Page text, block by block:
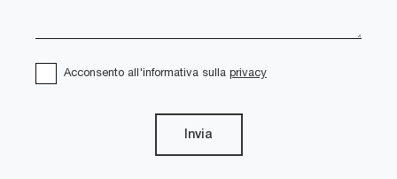
Acconsento all'informativa sulla privacy
Invia